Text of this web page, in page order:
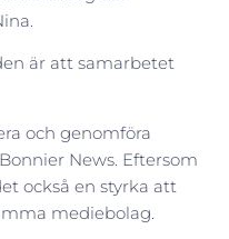
är att samarbetet
och genomföra
News. Eftersom
också en styrka att
mediebolag.